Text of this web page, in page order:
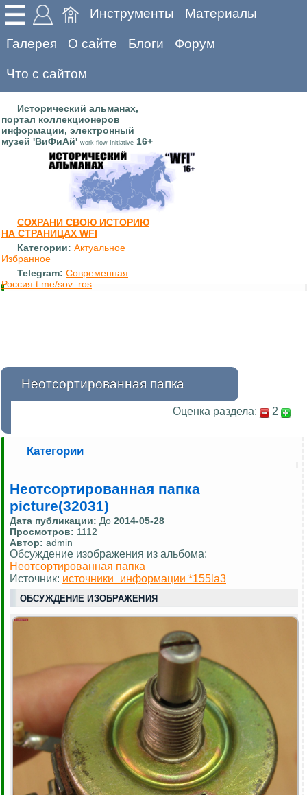
Инструменты Материалы
Галерея О сайте Блоги Форум
Что с сайтом
Исторический альманах,
портал коллекционеров
информации, электронный
музей 'ВиФиАй' work-flow-Initiative 16+
СОХРАНИ СВОЮ ИСТОРИЮ
НА СТРАНИЦАХ WFI
Категории: Актуальное
Избранное
Telegram: Современная
Россия t.me/sov_ros
Неотсортированная папка
Оценка раздела: 2
Категории
Неотсортированная папка
picture(32031)
Дата публикации: До 2014-05-28
Просмотров: 1112
Автор: admin
Обсуждение изображения из альбома:
Неотсортированная папка
Источник: источники_информации *155la3
ОБСУЖДЕНИЕ ИЗОБРАЖЕНИЯ